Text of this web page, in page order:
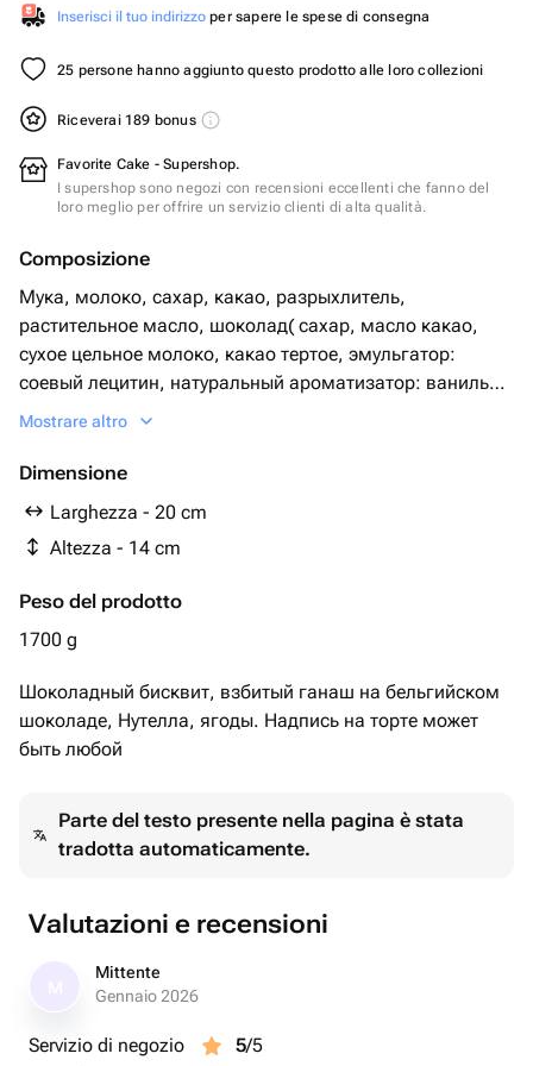
Inserisci il tuo indirizzo per sapere le spese di consegna
25 persone hanno aggiunto questo prodotto alle loro collezioni
Riceverai 189 bonus
Favorite Cake - Supershop.
I supershop sono negozi con recensioni eccellenti che fanno del
loro meglio per offrire un servizio clienti di alta qualità.
Composizione
Мука, молоко, сахар, какао, разрыхлитель,
растительное масло, шоколад( сахар, масло какао,
сухое цельное молоко, какао тертое, эмульгатор:
cоевый лецитин, натуральный ароматизатор: ваниль
)сливки 33%, Нутелла, ягоды
Mostrare altro
Dimensione
Larghezza - 20 cm
Altezza - 14 cm
Peso del prodotto
1700 g
Шоколадный бисквит, взбитый ганаш на бельгийском
шоколаде, Нутелла, ягоды. Надпись на торте может
быть любой
Parte del testo presente nella pagina è stata
tradotta automaticamente.
Valutazioni e recensioni
Mittente
Gennaio 2026
Servizio di negozio 5/5